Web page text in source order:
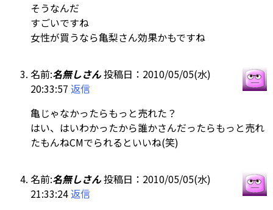
そうなんだ
すごいですね
女性が買うなら亀梨さん効果かもですね
名前:名無しさん投稿日：2010/05/05(水)
20:33:57 返信
亀じゃなかったらもっと売れた？
はい、はいわかったから誰かさんだったらもっと売れ
たもんねCMでられるといいね(笑)
名前:名無しさん投稿日：2010/05/05(水)
21:33:24返信